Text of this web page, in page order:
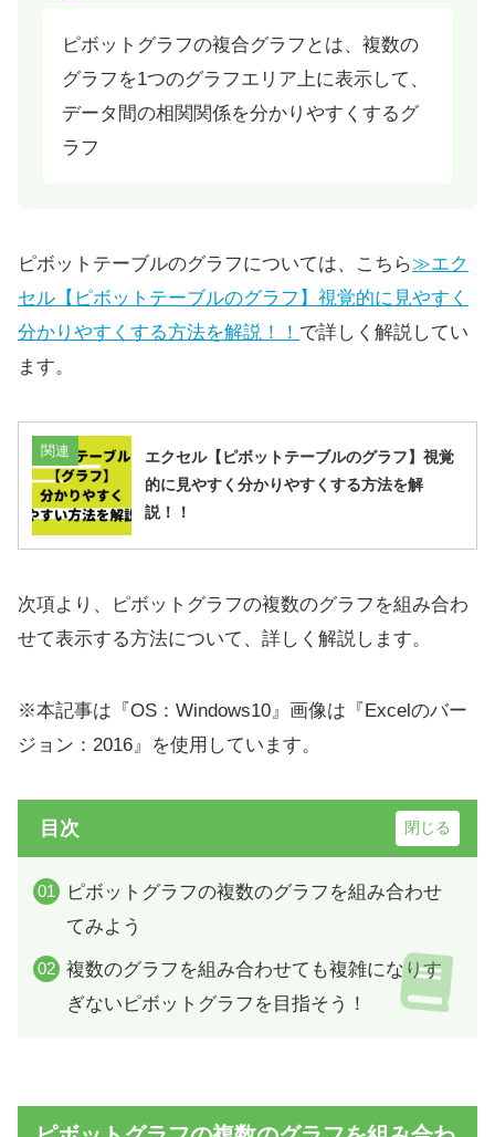
ピボットグラフの複合グラフとは、複数の
グラフを1つのグラフエリア上に表示して、
データ間の相関関係を分かりやすくするグ
ラフ
ピボットテーブルのグラフについては、こちら≫エク
セル【ピボットテーブルのグラフ】視覚的に見やすく
分かりやすくする方法を解説！！ で詳しく解説してい
ます。
関連
エクセル【ピボットテーブルのグラフ】視覚
的に見やすく分かりやすくする方法を解
説！！
次項より、ピボットグラフの複数のグラフを組み合わ
せて表示する方法について、詳しく解説します。
※本記事は『OS：Windows10』画像は『Excelのバー
ジョン：2016』を使用しています。
目次
ピボットグラフの複数のグラフを組み合わせ
てみよう
複数のグラフを組み合わせても複雑になりす
ぎないピボットグラフを目指そう！